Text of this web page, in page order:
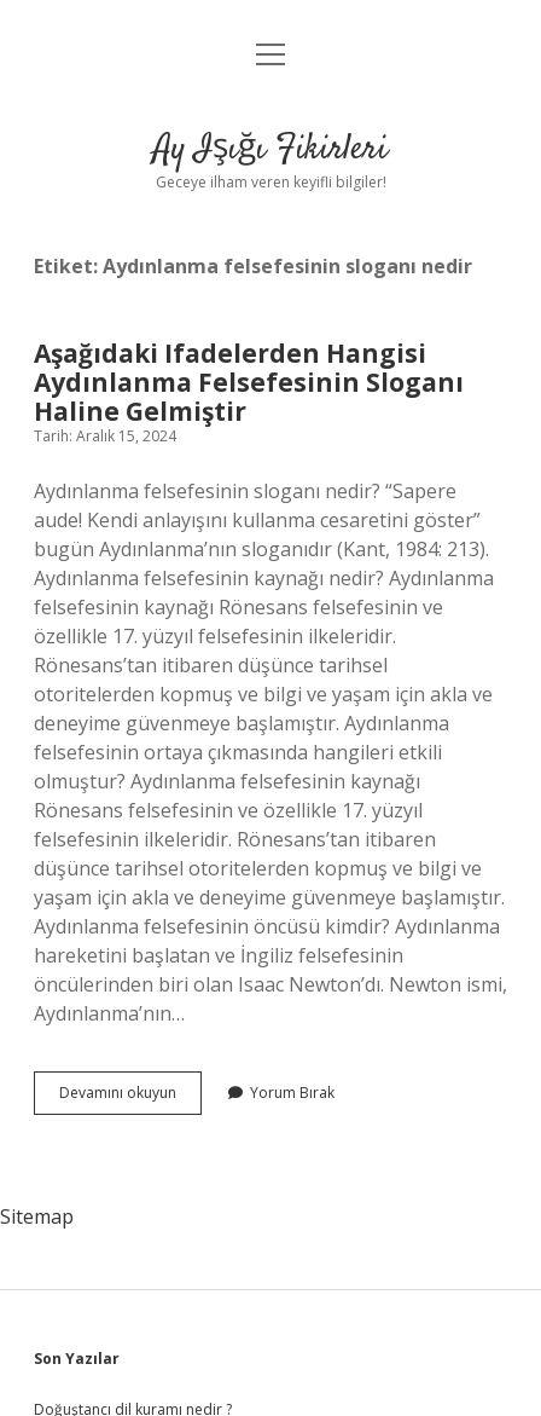
Anasayfa
Yasal Uyarı
menüyü
Ay Işığı Fikirleri
Geceye ilham veren keyifli bilgiler!
Etiket:Aydınlanma felsefesinin sloganı nedir
Aşağıdaki Ifadelerden Hangisi
Aydınlanma Felsefesinin Sloganı
Haline Gelmiştir
Tarih: Aralık 15, 2024
Aydınlanma felsefesinin sloganı nedir? “Sapere
aude! Kendi anlayışını kullanma cesaretini göster”
bugün Aydınlanma’nın sloganıdır (Kant, 1984: 213).
Aydınlanma felsefesinin kaynağı nedir? Aydınlanma
felsefesinin kaynağı Rönesans felsefesinin ve
özellikle 17. yüzyıl felsefesinin ilkeleridir.
Rönesans’tan itibaren düşünce tarihsel
otoritelerden kopmuş ve bilgi ve yaşam için akla ve
deneyime güvenmeye başlamıştır. Aydınlanma
felsefesinin ortaya çıkmasında hangileri etkili
olmuştur? Aydınlanma felsefesinin kaynağı
Rönesans felsefesinin ve özellikle 17. yüzyıl
felsefesinin ilkeleridir. Rönesans’tan itibaren
düşünce tarihsel otoritelerden kopmuş ve bilgi ve
yaşam için akla ve deneyime güvenmeye başlamıştır.
Aydınlanma felsefesinin öncüsü kimdir? Aydınlanma
hareketini başlatan ve İngiliz felsefesinin
öncülerinden biri olan Isaac Newton’dı. Newton ismi,
Aydınlanma’nın…
Devamını okuyun Aşağıdaki
Ifadelerden
Yorum Bırak
Sitemap
Sidebar
Son Yazılar
Doğuştancı dil kuramı nedir ?